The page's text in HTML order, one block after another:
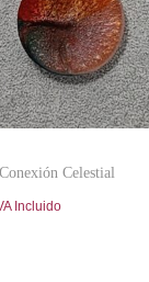
Celestial
Incluido